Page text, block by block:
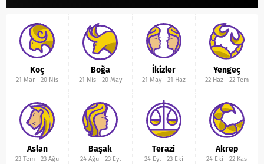
Koç
21 Mar -20 Nis
Boğa
21 Nis- 20 May
İkizler
21 May- 21 Haz
Yengeç
22 Haz- 22 Tem
Aslan
23 Tem -23 Ağu
Başak
24 Ağu- 23 Eyl
Terazi
24 Eyl- 23 Eki
Akrep
24 Eki -22 Kas